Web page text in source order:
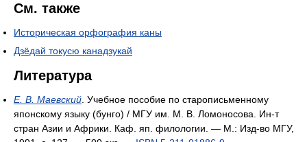
См. также
Историческая орфография каны
Дзёдай токусю канадзукай
Литература
Е. В. Маевский . Учебное пособие по старописьменному
японскому языку (бунго) / МГУ им. М. В. Ломоносова. Ин-т
стран Азии и Африки. Каф. яп. филологии. — М.: Изд-во МГУ,